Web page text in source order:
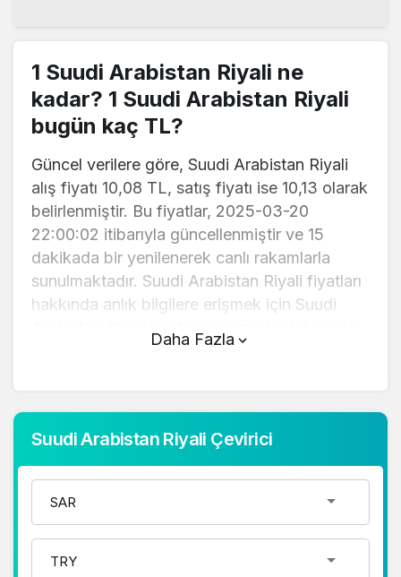
1 Suudi Arabistan Riyali ne
kadar? 1 Suudi Arabistan Riyali
bugün kaç TL?
Güncel verilere göre, Suudi Arabistan Riyali
alış fiyatı 10,08 TL, satış fiyatı ise 10,13 olarak
belirlenmiştir. Bu fiyatlar, 2025-03-20
22:00:02 itibarıyla güncellenmiştir ve 15
dakikada bir yenilenerek canlı rakamlarla
sunulmaktadır. Suudi Arabistan Riyali fiyatları
hakkında anlık bilgilere erişmek için Suudi
Suudi Arabistan Riyali anlık olarak 10,13 TL
fiyatından işlem görmektedir ve 24 saatlik
yaklaşık işlem hacmi 0. Fiyatı son 24 saatte
0,280000 değişim göstermiştir..
Suudi Arabistan Riyali hesaplama işlemleri
için, sayfanın üstünde yer alan çevirici aracını
Daha Fazla
Suudi Arabistan Riyali Çevirici